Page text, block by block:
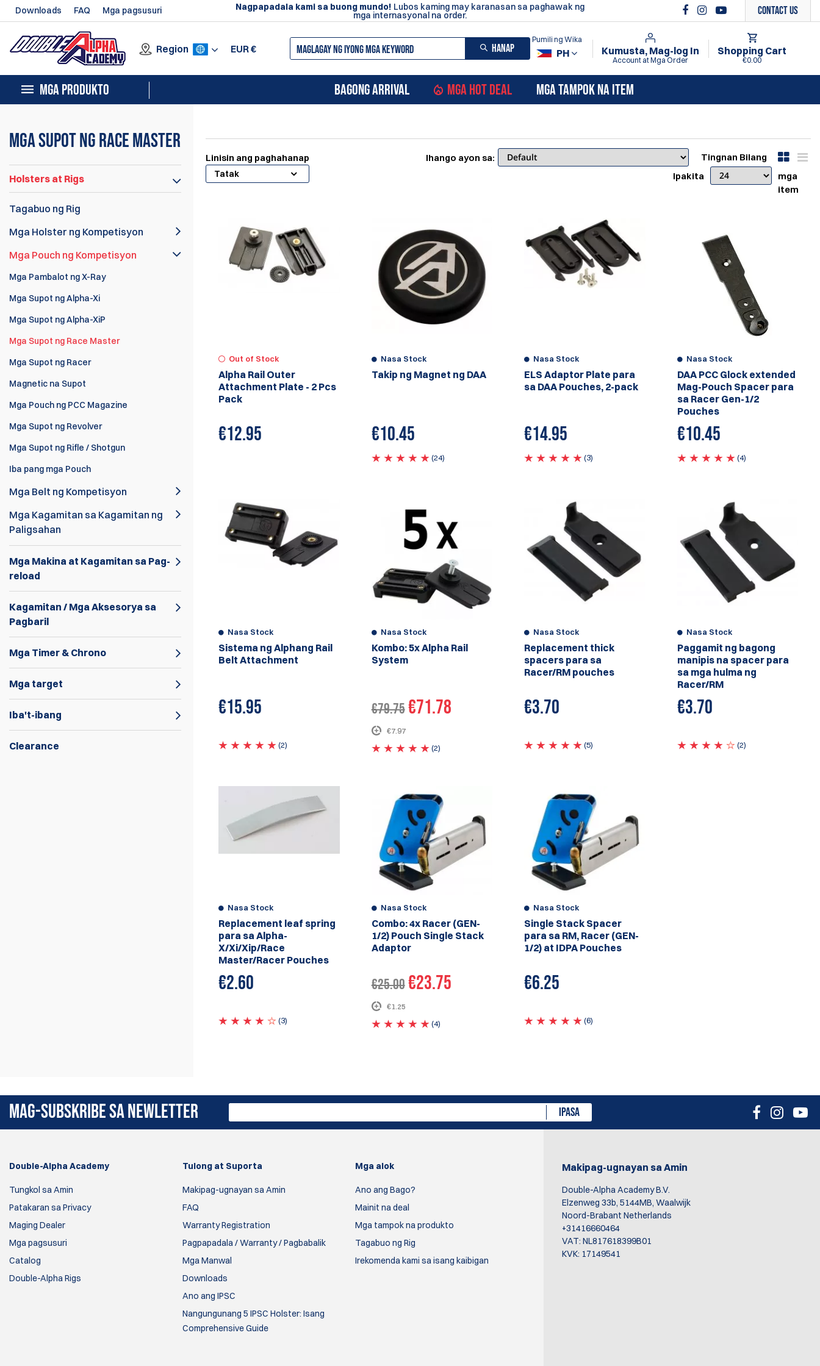
Downloads FAQ Mga pagsusuri Nagpapadala kami sa buong mundo! Lubos kaming may karanasan sa paghawak ng
mga internasyonal na order. Contact Us
Region EUR€ HANAP PH
Pumili ng Wika
Kumusta, Mag-log In
Account at Mga Order
Shopping Cart
€0.00
MGA PRODUKTO BAGONG ARRIVAL MGA HOT DEAL MGA TAMPOK NA ITEM
Mga Supot ng Race Master
Holsters at Rigs
Tagabuo ng Rig
Mga Holster ng Kompetisyon
Mga Pouch ng Kompetisyon
Mga Pambalot ng X-Ray
Mga Supot ng Alpha-Xi
Mga Supot ng Alpha-XiP
Mga Supot ng Race Master
Mga Supot ng Racer
Magnetic na Supot
Mga Pouch ng PCC Magazine
Mga Supot ng Revolver
Mga Supot ng Rifle / Shotgun
Iba pang mga Pouch
Mga Belt ng Kompetisyon
Mga Kagamitan sa Kagamitan ng
Paligsahan
Mga Makina at Kagamitan sa Pag-
reload
Kagamitan / Mga Aksesorya sa
Pagbaril
Mga Timer & Chrono
Mga target
Iba't-ibang
Clearance
Linisin ang paghahanap
Tatak
Tingnan Bilang
Ihango ayon sa:
Ipakita
mga
item
Out of Stock
Alpha Rail Outer
Attachment Plate - 2 Pcs
Pack
€12.95
Nasa Stock
Takip ng Magnet ng DAA
€10.45
(24)
Nasa Stock
ELS Adaptor Plate para
sa DAA Pouches, 2-pack
€14.95
(3)
Nasa Stock
DAA PCC Glock extended
Mag-Pouch Spacer para
sa Racer Gen-1/2
Pouches
€10.45
(4)
Nasa Stock
Sistema ng Alphang Rail
Belt Attachment
€15.95
(2)
Nasa Stock
Kombo: 5x Alpha Rail
System
€79.75€71.78
€7.97
(2)
Nasa Stock
Replacement thick
spacers para sa
Racer/RM pouches
€3.70
(5)
Nasa Stock
Paggamit ng bagong
manipis na spacer para
sa mga hulma ng
Racer/RM
€3.70
(2)
Nasa Stock
Replacement leaf spring
para sa Alpha-
X/Xi/Xip/Race
Master/Racer Pouches
€2.60
(3)
Nasa Stock
Combo: 4x Racer (GEN-
1/2) Pouch Single Stack
Adaptor
€25.00€23.75
€1.25
(4)
Nasa Stock
Single Stack Spacer
para sa RM, Racer (GEN-
1/2) at IDPA Pouches
€6.25
(6)
MAG-SUBSKRIBE SA NEWLETTER IPASA
Double-Alpha Academy
Tungkol sa Amin
Patakaran sa Privacy
Maging Dealer
Mga pagsusuri
Catalog
Double-Alpha Rigs
Tulong at Suporta
Makipag-ugnayan sa Amin
FAQ
Warranty Registration
Pagpapadala / Warranty / Pagbabalik
Mga Manwal
Downloads
Ano ang IPSC
Nangungunang 5 IPSC Holster: Isang
Comprehensive Guide
Mga alok
Ano ang Bago?
Mainit na deal
Mga tampok na produkto
Tagabuo ng Rig
Irekomenda kami sa isang kaibigan
Makipag-ugnayan sa Amin
Double-Alpha Academy B.V.
Elzenweg 33b, 5144MB, Waalwijk
Noord-Brabant Netherlands
+31416660464
VAT: NL817618399B01
KVK: 17149541